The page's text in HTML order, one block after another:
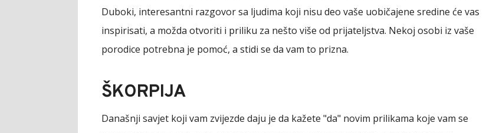
Duboki, interesantni razgovor sa ljudima koji nisu deo vaše uobičajene sredine će vas
inspirisati, a možda otvoriti i priliku za nešto više od prijateljstva. Nekoj osobi iz vaše
porodice potrebna je pomoć, a stidi se da vam to prizna.
ŠKORPIJA
Današnji savjet koji vam zvijezde daju je da kažete "da" novim prilikama koje vam se